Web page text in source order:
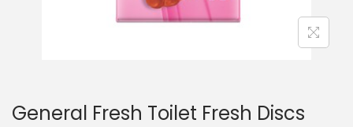
General Fresh Toilet Fresh Discs